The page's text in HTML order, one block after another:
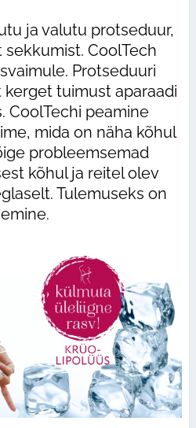
ja valutu protseduur,
sekkumist. CoolTech
Protseduuri
tuimust aparaadi
CoolTechi peamine
mida on näha kõhul
probleemsemad
kõhul ja reitel olev
Tulemuseks on